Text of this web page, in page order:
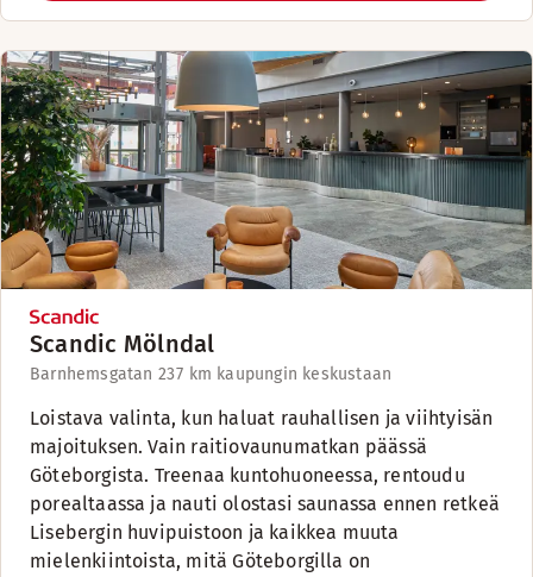
Scandic Mölndal
Barnhemsgatan 237 km kaupungin keskustaan
Loistava valinta, kun haluat rauhallisen ja viihtyisän
majoituksen. Vain raitiovaunumatkan päässä
Göteborgista. Treenaa kuntohuoneessa, rentoudu
porealtaassa ja nauti olostasi saunassa ennen retkeä
Lisebergin huvipuistoon ja kaikkea muuta
mielenkiintoista, mitä Göteborgilla on